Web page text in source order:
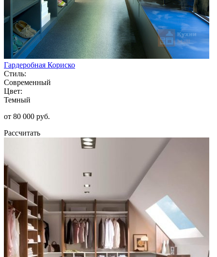
Гардеробная Кориско
Стиль:
Современный
Цвет:
Темный
от 80 000 руб.
Рассчитать